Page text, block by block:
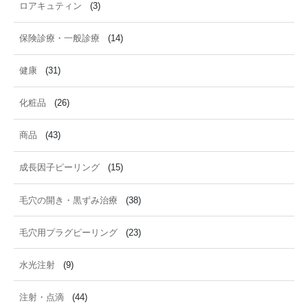
ロアキュティン (3)
保険診療・一般診療 (14)
健康 (31)
化粧品 (26)
商品 (43)
成長因子ピーリング (15)
毛穴の開き・黒ずみ治療 (38)
毛穴用プラグピーリング (23)
水光注射 (9)
注射・点滴 (44)